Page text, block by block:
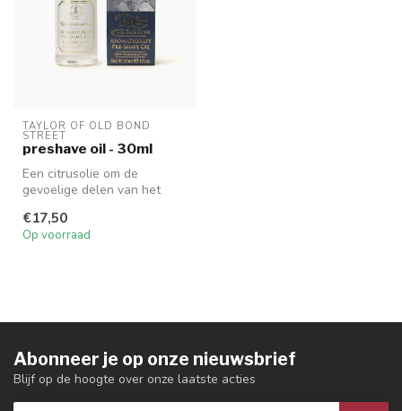
TAYLOR OF OLD BOND
STREET
preshave oil - 30ml
Een citrusolie om de
gevoelige delen van het
voor het ...
€17,50
Op voorraad
Abonneer je op onze nieuwsbrief
Blijf op de hoogte over onze laatste acties